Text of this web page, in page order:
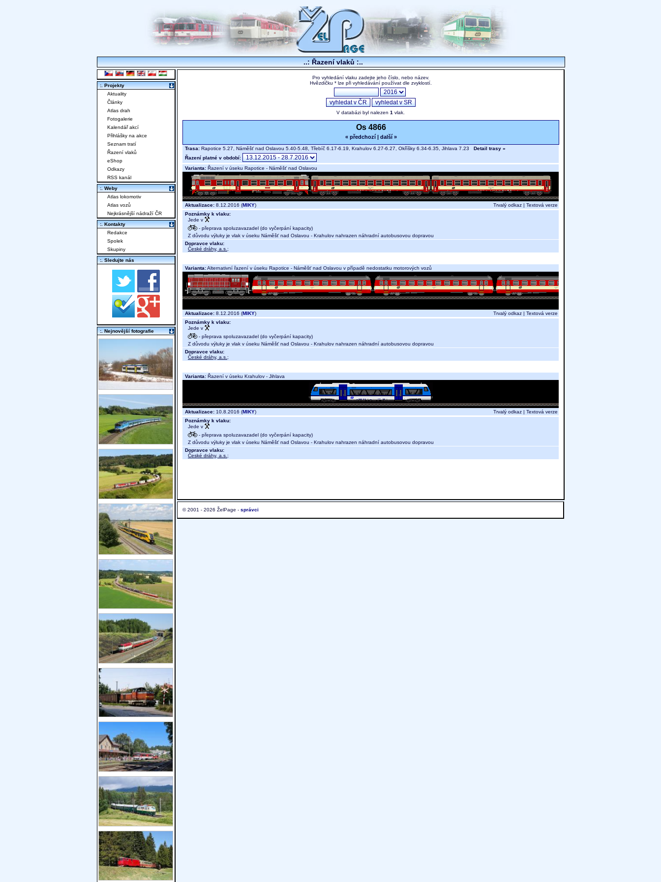
..: Řazení vlaků :..
Pro vyhledání vlaku zadejte jeho číslo, nebo název.
Hvězdičku * lze při vyhledávání používat dle zvyklostí.
V databázi byl nalezen 1 vlak.
Os 4866
« předchozí| další »
Trasa: Rapotice 5.27, Náměšť nad Oslavou 5.40-5.48, Třebíč 6.17-6.19, Krahulov 6.27-6.27, Okříšky 6.34-6.35, Jihlava 7.23 Detail trasy »
Řazení platné v období:
Varianta: Řazení v úseku Rapotice - Náměšť nad Oslavou
Aktualizace: 8.12.2016 (MIKY) Trvalý odkaz | Textová verze
Poznámky k vlaku:
Jede v
- přeprava spoluzavazadel (do vyčerpání kapacity)
Z důvodu výluky je vlak v úseku Náměšť nad Oslavou - Krahulov nahrazen náhradní autobusovou dopravou
Dopravce vlaku:
České dráhy, a.s. ;
Varianta:Alternativní řazení v úseku Rapotice - Náměšť nad Oslavou v případě nedostatku motorových vozů
Aktualizace: 8.12.2016 (MIKY) Trvalý odkaz | Textová verze
Poznámky k vlaku:
Jede v
- přeprava spoluzavazadel (do vyčerpání kapacity)
Z důvodu výluky je vlak v úseku Náměšť nad Oslavou - Krahulov nahrazen náhradní autobusovou dopravou
Dopravce vlaku:
České dráhy, a.s. ;
Varianta: Řazení v úseku Krahulov - Jihlava
Aktualizace: 10.8.2016 (MIKY) Trvalý odkaz | Textová verze
Poznámky k vlaku:
Jede v
- přeprava spoluzavazadel (do vyčerpání kapacity)
Z důvodu výluky je vlak v úseku Náměšť nad Oslavou - Krahulov nahrazen náhradní autobusovou dopravou
Dopravce vlaku:
České dráhy, a.s. ;
© 2001 - 2026 ŽelPage - správci
:. Projekty
Aktuality
Články
Atlas drah
Fotogalerie
Kalendář akcí
Přihlášky na akce
Seznam tratí
Řazení vlaků
eShop
Odkazy
RSS kanál
:. Weby
Atlas lokomotiv
Atlas vozů
Nejkrásnější nádraží ČR
:. Kontakty
Redakce
Spolek
Skupiny
:. Sledujte nás
:. Nejnovější fotografie